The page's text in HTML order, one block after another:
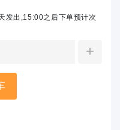
发出,15:00之后下单预计次
+